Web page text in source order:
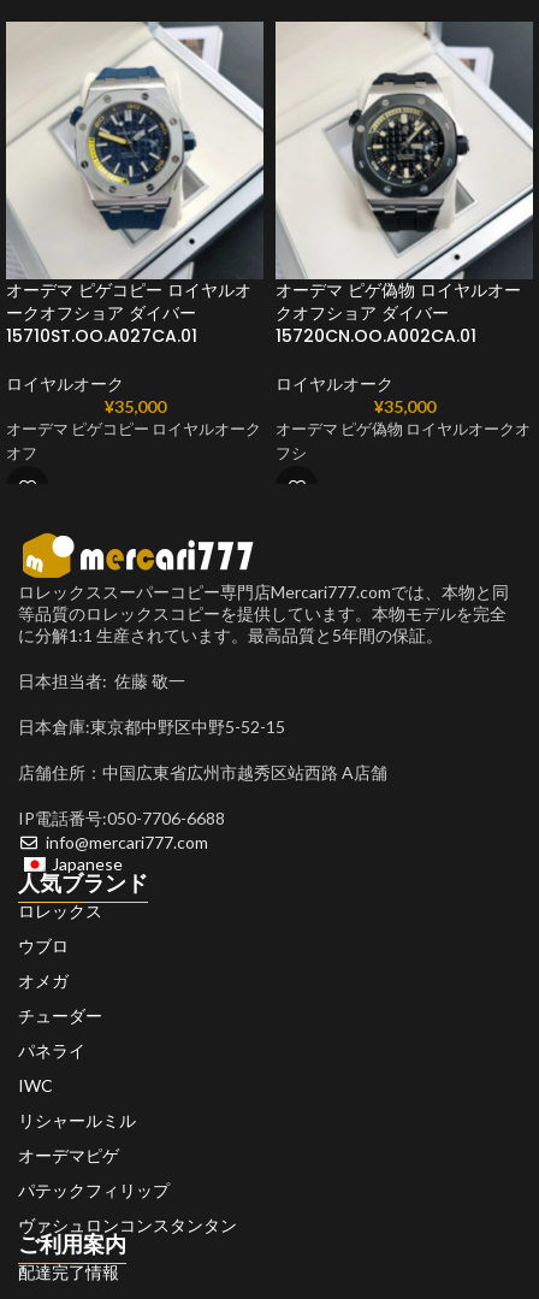
オーデマ ピゲコピー ロイヤルオ
ークオフショア ダイバー
15710ST.OO.A027CA.01
ロイヤルオーク
¥35,000
オーデマ ピゲコピー ロイヤルオーク
オフ
オーデマ ピゲ偽物 ロイヤルオー
クオフショア ダイバー
15720CN.OO.A002CA.01
ロイヤルオーク
¥35,000
オーデマ ピゲ偽物 ロイヤルオークオ
フシ
ロレックススーパーコピー専門店Mercari777.comでは、本物と同
等品質のロレックスコピーを提供しています。本物モデルを完全
に分解1:1 生産されています。最高品質と5年間の保証。
日本担当者: 佐藤 敬一
日本倉庫:東京都中野区中野5-52-15
店舗住所：中国広東省広州市越秀区站西路 A店舗
IP電話番号:050-7706-6688
info@mercari777.com
Japanese
人気ブランド
ロレックス
ウブロ
オメガ
チューダー
パネライ
IWC
リシャールミル
オーデマピゲ
パテックフィリップ
ヴァシュロンコンスタンタン
ご利用案内
配達完了情報